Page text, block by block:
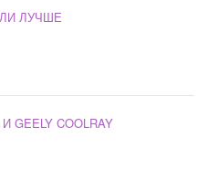
ЛУЧШЕ
И GEELY COOLRAY